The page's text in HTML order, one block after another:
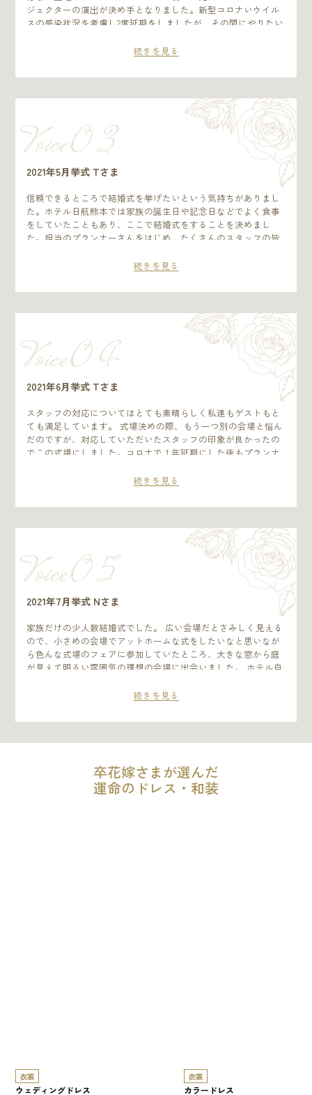
ジェクターの演出が決め手となりました。新型コロナいウイル
スの感染状況を考慮し2度延期をしましたが、その間にやりたい
ました。披露宴では熊本の街並みや自分たちが撮影した映像で
プロジェクターで会場に映し出しました。ゲストからも好評だ
住んでいたこともありメールでのやりとりがほとんどでした
が、メールの通知がくるたびにわくわくし、楽しんで準備を進
められました。
続きを見る
Voice0 3
2021年5月挙式 Tさま
信頼できるところで結婚式を挙げたいという気持ちがありまし
た。ホテル日航熊本では家族の誕生日や記念日などでよく食事
をしていたこともあり、ここで結婚式をすることを決めまし
た。担当のプランナーさんをはじめ、たくさんのスタッフの皆
さいました。家族や出席したゲストから「今までで一番心に残
もホテル日航熊本の皆さんのおかげです。 披露宴を挙げて本当
続きを見る
Voice0 4
2021年6月挙式 Tさま
スタッフの対応についてはとても素晴らしく私達もゲストもと
ても満足しています。 式場決めの際、もう一つ別の会場と悩ん
だのですが、対応していただいたスタッフの印象が良かったの
でこの式場にしました。コロナで１年延期にした後もプランナ
打ち合わせのタイミングなどもしっかり提示してくださり、予
イクさん、みなさん対応が良く特別な日なんだなと感じること
続きを見る
Voice0 5
2021年7月挙式 Nさま
家族だけの少人数結婚式でした。 広い会場だとさみしく見える
ので、小さめの会場でアットホームな式をしたいなと思いなが
ら色んな式場のフェアに参加していたところ、大きな窓から庭
が見えて明るい雰囲気の理想の会場に出会いました。 ホテル自
を過ごして欲しいと思って準備してきたので、終わったあと
を挙げて本当に良かったなと思いました。
続きを見る
卒花嫁さまが選んだ
運命のドレス・和装
衣裳
ウェディングドレス
衣裳
カラードレス